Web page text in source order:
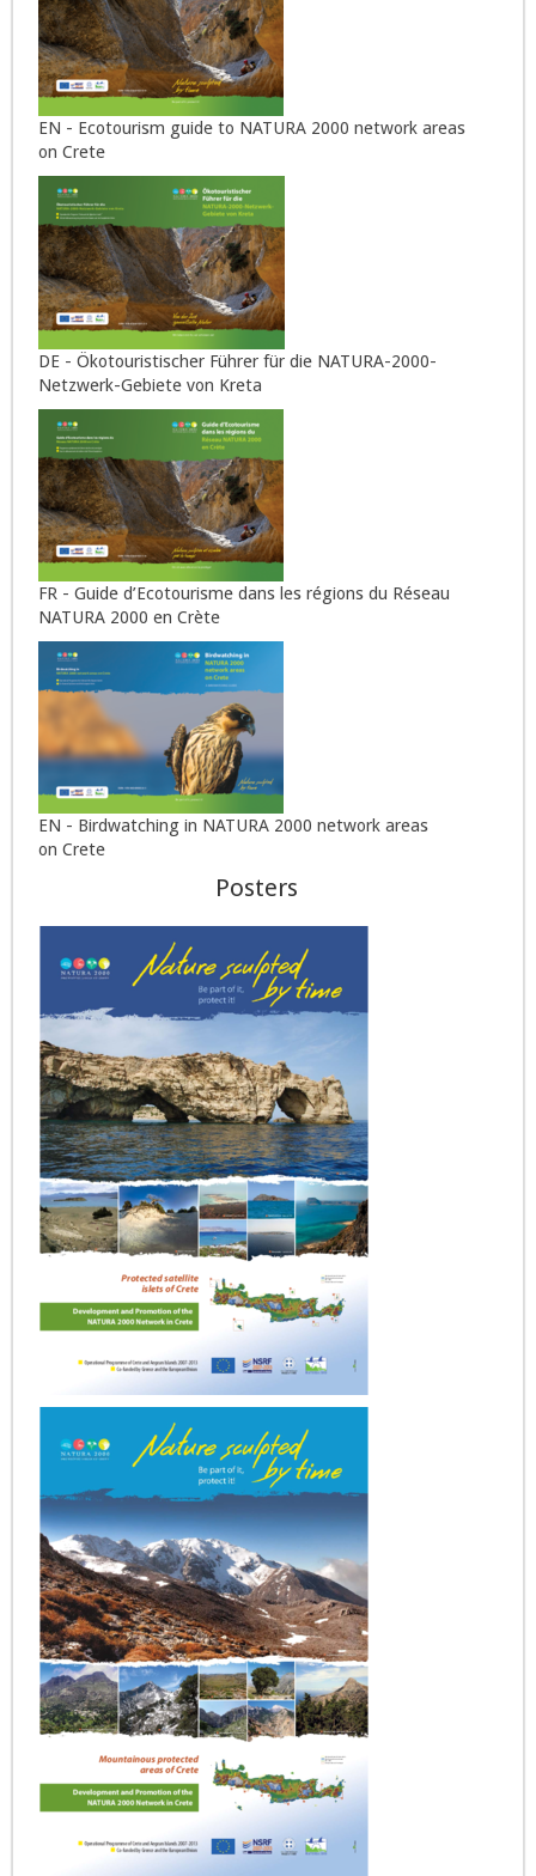
EN - Ecotourism guide to NATURA 2000 network areas
on Crete
DE - Ökotouristischer Führer für die NATURA-2000-
Netzwerk-Gebiete von Kreta
FR - Guide d’Ecotourisme dans les régions du Réseau
NATURA 2000 en Crète
EN - Birdwatching in NATURA 2000 network areas
on Crete
Posters